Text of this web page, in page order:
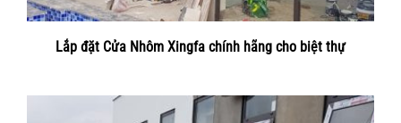
Lắp đặt Cửa Nhôm Xingfa chính hãng cho biệt thự